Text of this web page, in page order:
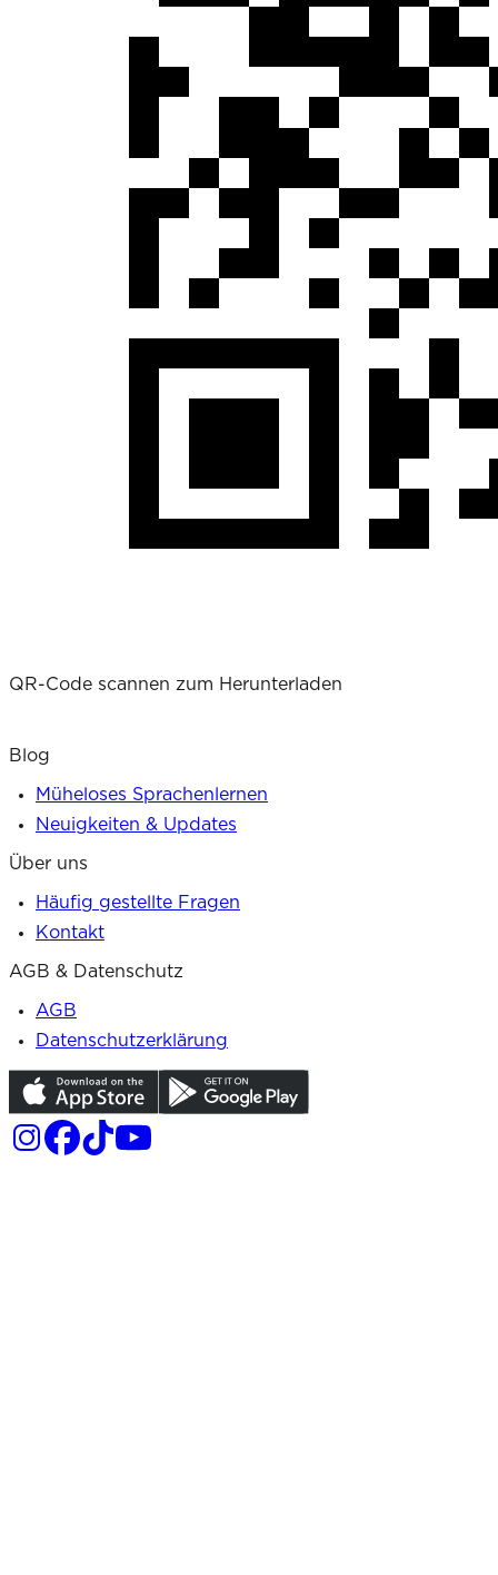
QR-Code scannen zum Herunterladen
Blog
Müheloses Sprachenlernen
Neuigkeiten & Updates
Über uns
Häufig gestellte Fragen
Kontakt
AGB & Datenschutz
AGB
Datenschutzerklärung